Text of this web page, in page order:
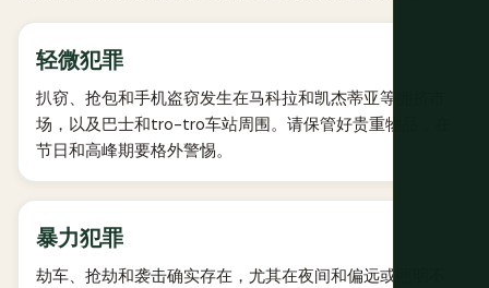
轻微犯罪
扒窃、抢包和手机盗窃发生在马科拉和凯杰蒂亚等拥挤市
场，以及巴士和tro-tro车站周围。请保管好贵重物品，在
节日和高峰期要格外警惕。
暴力犯罪
劫车、抢劫和袭击确实存在，尤其在夜间和偏远或照明不